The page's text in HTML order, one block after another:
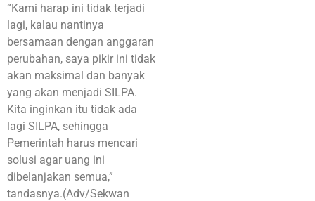
“Kami harap ini tidak terjadi
lagi, kalau nantinya
bersamaan dengan anggaran
perubahan, saya pikir ini tidak
akan maksimal dan banyak
yang akan menjadi SILPA.
Kita inginkan itu tidak ada
lagi SILPA, sehingga
Pemerintah harus mencari
solusi agar uang ini
dibelanjakan semua,”
tandasnya.(Adv/Sekwan